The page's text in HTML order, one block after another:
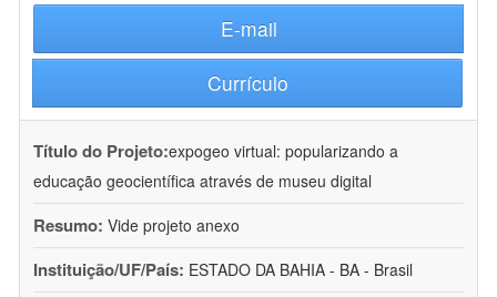
E-mail
Currículo
Título do Projeto:expogeo virtual: popularizando a
educação geocientífica através de museu digital
Resumo: Vide projeto anexo
Instituição/UF/País: ESTADO DA BAHIA - BA - Brasil